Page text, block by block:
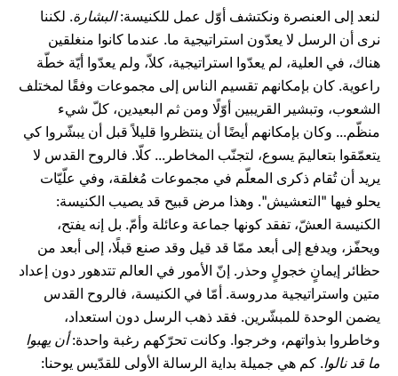
لنعد إلى العنصرة ونكتشف أوّل عمل للكنيسة:البشارة. لكننا
نرى أن الرسل لا يعدّون استراتيجية ما. عندما كانوا منغلقين
هناك، في العلية، لم يعدّوا استراتيجية، كلاّ، ولم يعدّوا أيّة خطّة
راعوية. كان بإمكانهم تقسيم الناس إلى مجموعات وفقًا لمختلف
الشعوب، وتبشير القريبين أوّلًا ومن ثم البعيدين، كلّ شيء
منظّم... وكان بإمكانهم أيضًا أن ينتظروا قليلاً قبل أن يبشّروا كي
يتعمّقوا بتعاليمَ يسوع، لتجنّب المخاطر... كلّا. فالروح القدس لا
يريد أن تُقام ذكرى المعلّم في مجموعات مُغلقة، وفي علّيّات
يحلو فيها "التعشيش". وهذا مرض قبيح قد يصيب الكنيسة:
الكنيسة العشّ، تفقد كونها جماعة وعائلة وأمّ. بل إنه يفتح،
ويحفّز، ويدفع إلى أبعد ممّا قد قيل وقد صنع قبلًا، إلى أبعد من
حظائر إيمانٍ خجولٍ وحذر. إنّ الأمور في العالم تتدهور دون إعداد
متين واستراتيجية مدروسة. أمّا في الكنيسة، فالروح القدس
يضمن الوحدة للمبشّرين. فقد ذهب الرسل دون استعداد،
وخاطروا بذواتهم، وخرجوا. وكانت تحرّكهم رغبة واحدة:أن يهبوا
ما قد نالوا. كم هي جميلة بداية الرسالة الأولى للقدّيس يوحنا: